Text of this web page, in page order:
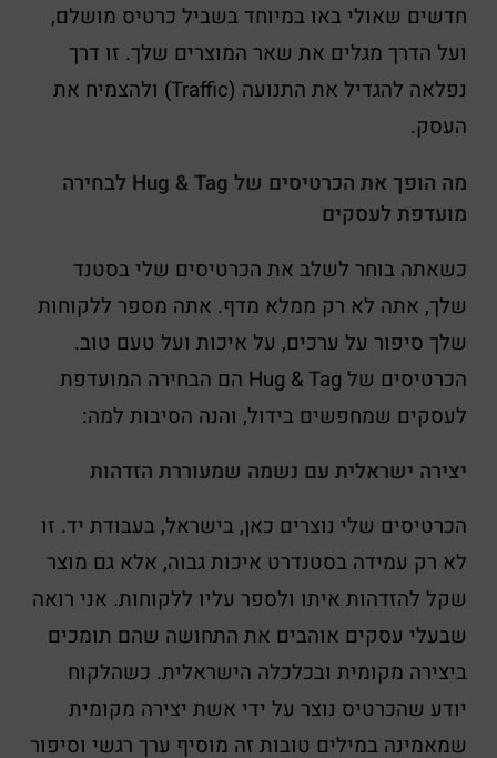
חדשים שאולי באו במיוחד בשביל כרטיס מושלם,
ועל הדרך מגלים את שאר המוצרים שלך. זו דרך
נפלאה להגדיל את התנועה (Traffic) ולהצמיח את
העסק.
מה הופך את הכרטיסים של Hug & Tag לבחירה
מועדפת לעסקים
כשאתה בוחר לשלב את הכרטיסים שלי בסטנד
שלך, אתה לא רק ממלא מדף. אתה מספר ללקוחות
שלך סיפור על ערכים, על איכות ועל טעם טוב.
הכרטיסים של Hug & Tag הם הבחירה המועדפת
לעסקים שמחפשים בידול, והנה הסיבות למה:
יצירה ישראלית עם נשמה שמעוררת הזדהות
הכרטיסים שלי נוצרים כאן, בישראל, בעבודת יד. זו
לא רק עמידה בסטנדרט איכות גבוה, אלא גם מוצר
שקל להזדהות איתו ולספר עליו ללקוחות. אני רואה
שבעלי עסקים אוהבים את התחושה שהם תומכים
ביצירה מקומית ובכלכלה הישראלית. כשהלקוח
יודע שהכרטיס נוצר על ידי אשת יצירה מקומית
שמאמינה במילים טובות זה מוסיף ערך רגשי וסיפור